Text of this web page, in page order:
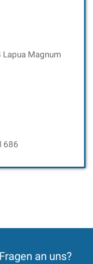
Lapua Magnum
686
an uns?